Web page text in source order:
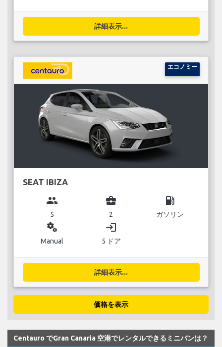
詳細表示...
エコノミー
SEAT IBIZA
group
5
business_center
2
local_gas_station
ガソリン
miscellaneous_services
Manual
login
5 ドア
詳細表示...
価格を表示
Centauro でGran Canaria 空港でレンタルできるミニバンは？